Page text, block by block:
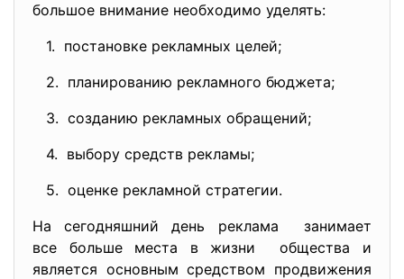
большое внимание необходимо уделять:
1. постановке рекламных целей;
2. планированию рекламного бюджета;
3. созданию рекламных обращений;
4. выбору средств рекламы;
5. оценке рекламной стратегии.
На сегодняшний день реклама занимает
все больше места в жизни общества и
является основным средством продвижения